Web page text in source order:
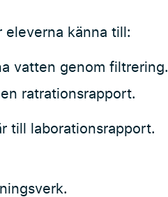
eleverna känna till:
vatten genom filtrering.
ratrationsrapport.
till laborationsrapport.